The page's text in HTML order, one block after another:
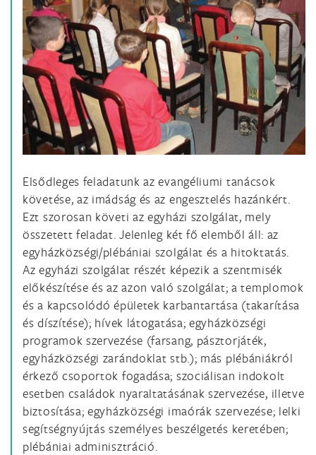
Elsődleges feladatunk az evangéliumi tanácsok
követése, az imádság és az engesztelés hazánkért.
Ezt szorosan követi az egyházi szolgálat, mely
összetett feladat. Jelenleg két fő elemből áll: az
egyházközségi/plébániai szolgálat és a hitoktatás.
Az egyházi szolgálat részét képezik a szentmisék
előkészítése és az azon való szolgálat; a templomok
és a kapcsolódó épületek karbantartása (takarítása
és díszítése); hívek látogatása; egyházközségi
programok szervezése (farsang, pásztorjáték,
egyházközségi zarándoklat stb.); más plébániákról
érkező csoportok fogadása; szociálisan indokolt
esetben családok nyaraltatásának szervezése, illetve
biztosítása; egyházközségi imaórák szervezése; lelki
segítségnyújtás személyes beszélgetés keretében;
plébániai adminisztráció.